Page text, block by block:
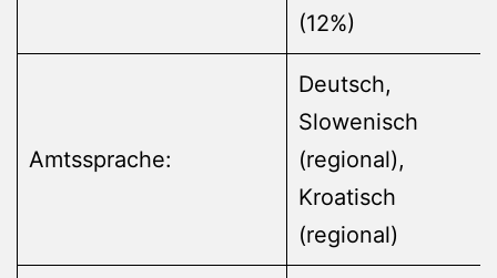
(12%)
Amtssprache:
Deutsch,
Slowenisch
(regional),
Kroatisch
(regional)